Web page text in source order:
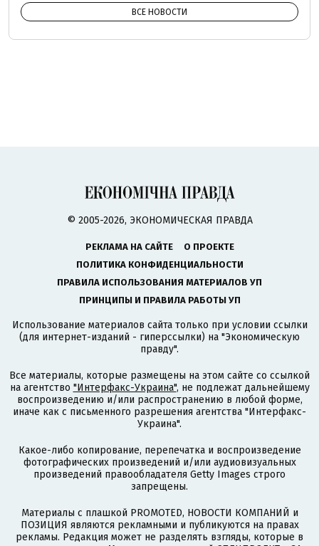
ВСЕ НОВОСТИ
© 2005-2026, ЭКОНОМИЧЕСКАЯ ПРАВДА
РЕКЛАМА НА САЙТЕ
О ПРОЕКТЕ
ПОЛИТИКА КОНФИДЕНЦИАЛЬНОСТИ
ПРАВИЛА ИСПОЛЬЗОВАНИЯ МАТЕРИАЛОВ УП
ПРИНЦИПЫ И ПРАВИЛА РАБОТЫ УП
Использование материалов сайта только при условии ссылки
(для интернет-изданий - гиперссылки) на "Экономическую
правду".
Все материалы, которые размещены на этом сайте со ссылкой
на агентство "Интерфакс-Украина", не подлежат дальнейшему
воспроизведению и/или распространению в любой форме,
иначе как с письменного разрешения агентства "Интерфакс-
Украина".
Какое-либо копирование, перепечатка и воспроизведение
фотографических произведений и/или аудиовизуальных
произведений правообладателя Getty Images строго
запрещены.
Материалы с плашкой PROMOTED, НОВОСТИ КОМПАНИЙ и
ПОЗИЦИЯ являются рекламными и публикуются на правах
рекламы. Редакция может не разделять взгляды, которые в